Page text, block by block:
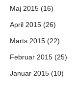
Maj 2015 (16)
April 2015 (26)
Marts 2015 (22)
Februar 2015 (25)
Januar 2015 (10)